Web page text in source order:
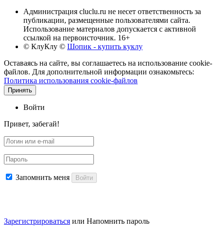
Администрация cluclu.ru не несет ответственность за
публикации, размещенные пользователями сайта.
Использование материалов допускается с активной
ссылкой на первоисточник. 16+
© КлуКлу © Шопик - купить куклу
Оставаясь на сайте, вы соглашаетесь на использование cookie-
файлов. Для дополнительной информации ознакомьтесь:
Политика использования cookie-файлов
Принять
Войти
Привет, забегай!
Запомнить меня Войти
Зарегистрироваться или Напомнить пароль